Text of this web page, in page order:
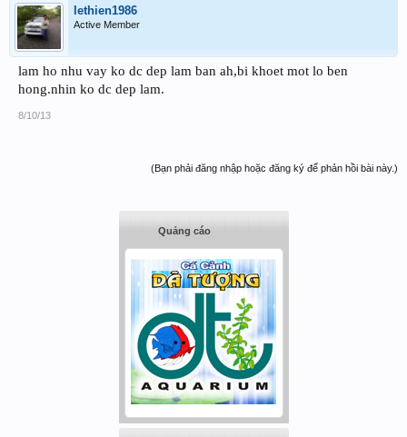
lethien1986
Active Member
lam ho nhu vay ko dc dep lam ban ah,bi khoet mot lo ben
hong.nhin ko dc dep lam.
8/10/13
(Bạn phải đăng nhập hoặc đăng ký để phản hồi bài này.)
Quảng cáo